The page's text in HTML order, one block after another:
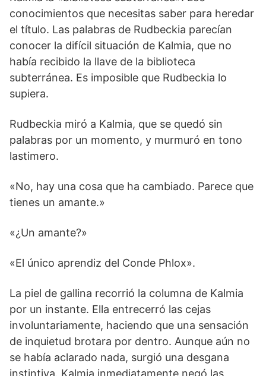
conocimientos que necesitas saber para heredar
el título. Las palabras de Rudbeckia parecían
conocer la difícil situación de Kalmia, que no
había recibido la llave de la biblioteca
subterránea. Es imposible que Rudbeckia lo
supiera.
Rudbeckia miró a Kalmia, que se quedó sin
palabras por un momento, y murmuró en tono
lastimero.
«No, hay una cosa que ha cambiado. Parece que
tienes un amante.»
«¿Un amante?»
«El único aprendiz del Conde Phlox».
La piel de gallina recorrió la columna de Kalmia
por un instante. Ella entrecerró las cejas
involuntariamente, haciendo que una sensación
de inquietud brotara por dentro. Aunque aún no
se había aclarado nada, surgió una desgana
instintiva. Kalmia inmediatamente negó las